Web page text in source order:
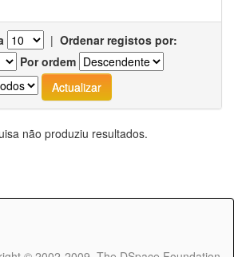
| Ordenar registos por:
Por ordem
não produziu resultados.